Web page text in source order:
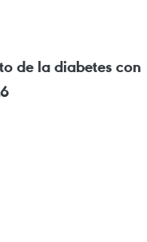
de la diabetes con